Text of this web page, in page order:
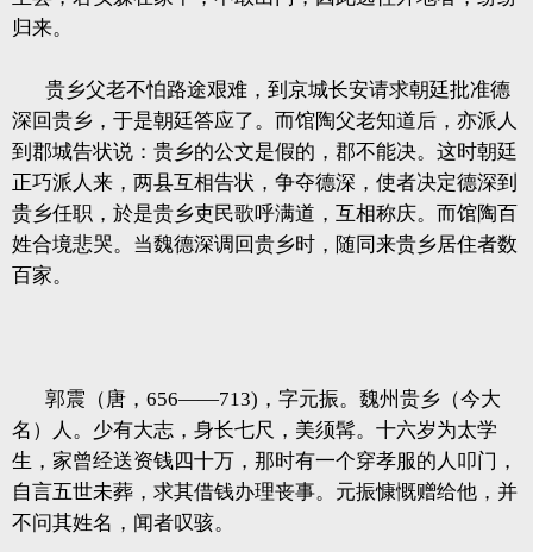
归来。
贵乡父老不怕路途艰难，到京城长安请求朝廷批准德
深回贵乡，于是朝廷答应了。而馆陶父老知道后，亦派人
到郡城告状说：贵乡的公文是假的，郡不能决。这时朝廷
正巧派人来，两县互相告状，争夺德深，使者决定德深到
贵乡任职，於是贵乡吏民歌呼满道，互相称庆。而馆陶百
姓合境悲哭。当魏德深调回贵乡时，随同来贵乡居住者数
百家。
郭震（唐，656——713)，字元振。魏州贵乡（今大
名）人。少有大志，身长七尺，美须髯。十六岁为太学
生，家曾经送资钱四十万，那时有一个穿孝服的人叩门，
自言五世未葬，求其借钱办理丧事。元振慷慨赠给他，并
不问其姓名，闻者叹骇。